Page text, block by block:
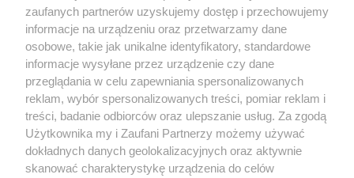
Mundur dla kanara?
POGODA
24℃
Zobacz prognozę na 3 dni
zaufanych partnerów uzyskujemy dostęp i przechowujemy
informacje na urządzeniu oraz przetwarzamy dane
osobowe, takie jak unikalne identyfikatory, standardowe
informacje wysyłane przez urządzenie czy dane
przeglądania w celu zapewniania spersonalizowanych
reklam, wybór spersonalizowanych treści, pomiar reklam i
treści, badanie odbiorców oraz ulepszanie usług. Za zgodą
Użytkownika my i Zaufani Partnerzy możemy używać
dokładnych danych geolokalizacyjnych oraz aktywnie
skanować charakterystykę urządzenia do celów